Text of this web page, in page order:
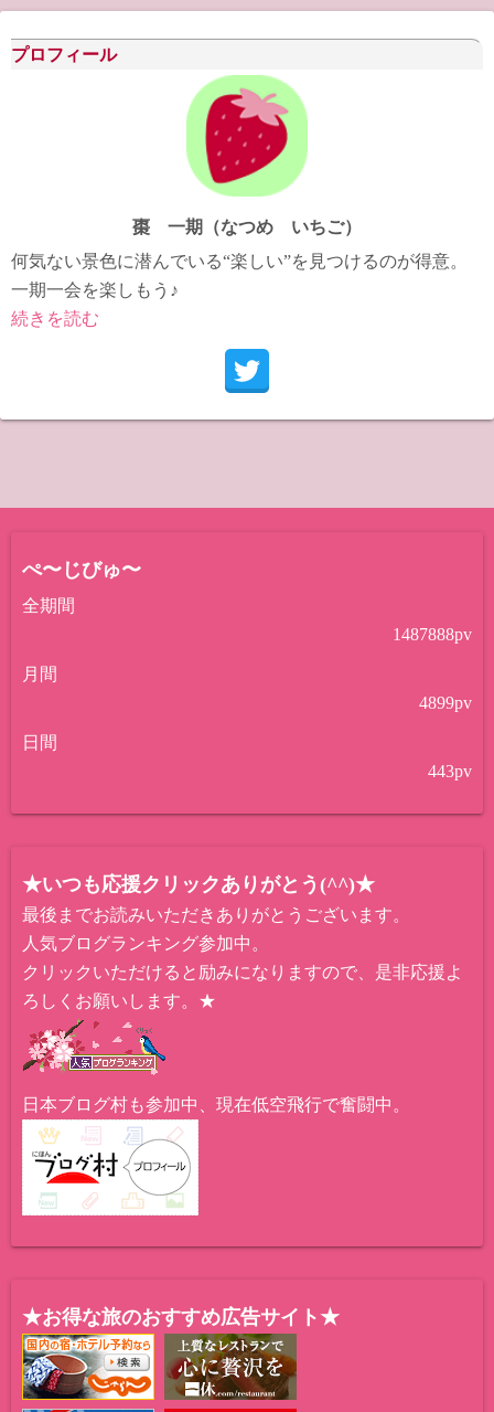
イ
ブ
プロフィール
棗 一期（なつめ いちご）
何気ない景色に潜んでいる“楽しい”を見つけるのが得意。
一期一会を楽しもう♪
続きを読む
ぺ〜じびゅ〜
全期間
1487888pv
月間
4899pv
日間
443pv
★いつも応援クリックありがとう(^^)★
最後までお読みいただきありがとうございます。
人気ブログランキング参加中。
クリックいただけると励みになりますので、是非応援よ
ろしくお願いします。★
日本ブログ村も参加中、現在低空飛行で奮闘中。
★お得な旅のおすすめ広告サイト★